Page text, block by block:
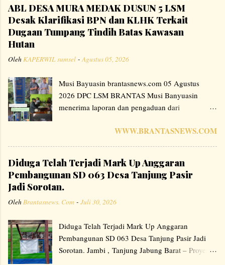
ABL DESA MURA MEDAK DUSUN 5 LSM
Desak Klarifikasi BPN dan KLHK Terkait
Dugaan Tumpang Tindih Batas Kawasan
Hutan
Oleh KAPERWIL sumsel - Agustus 05, 2026
Musi Bayuasin brantasnews.com 05 Agustus
2026 DPC LSM BRANTAS Musi Banyuasin
menerima laporan dan pengaduan dari
Lalan yang diduga berada di dalam area
Lencir, Kabupaten Musi Banyuasin, Sumatera
Selatan. Menindak lanjuti laporan tersebut, Tim
Investigasi DPC LSM BRANTAS MUBA
melakukan peninjauan langsung ke lokasi pada
buah patok bertuliskan "HUTAN HP LALAN
PPBK" dengan nomor 008, 009, dan 0013 yang
berada di dalam area perkebunan kelapa sawit
WWW.BRANTASNEWS.COM
Diduga Telah Terjadi Mark Up Anggaran
Pembangunan SD 063 Desa Tanjung Pasir
Jadi Sorotan.
Oleh Brantasnews. Com - Juli 30, 2026
Diduga Telah Terjadi Mark Up Anggaran
Pembangunan SD 063 Desa Tanjung Pasir Jadi
Sorotan. Jambi , Tanjung Jabung Barat – Proyek